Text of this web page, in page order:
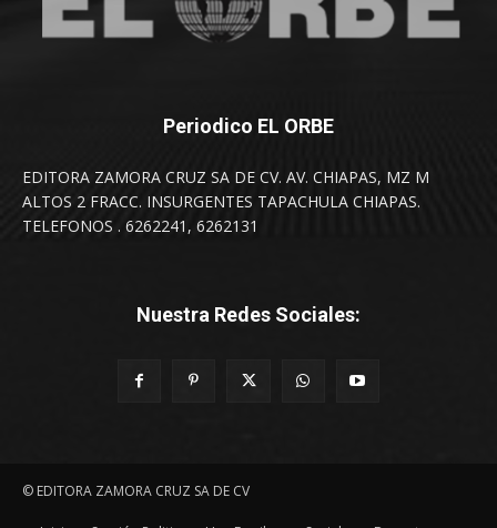
Periodico EL ORBE
EDITORA ZAMORA CRUZ SA DE CV. AV. CHIAPAS, MZ M
ALTOS 2 FRACC. INSURGENTES TAPACHULA CHIAPAS.
TELEFONOS . 6262241, 6262131
Nuestra Redes Sociales:
© EDITORA ZAMORA CRUZ SA DE CV